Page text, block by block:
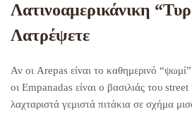
Λατινοαμερικάνικη
Λατρέψετε
Αν οι Arepas είναι το καθημερινό
οι Empanadas είναι ο βασιλιάς του
λαχταριστά γεμιστά πιτάκια σε σχήμα